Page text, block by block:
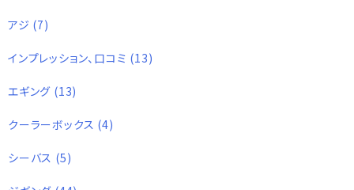
アジ (7)
インプレッション、口コミ (13)
エギング (13)
クーラーボックス (4)
シーバス (5)